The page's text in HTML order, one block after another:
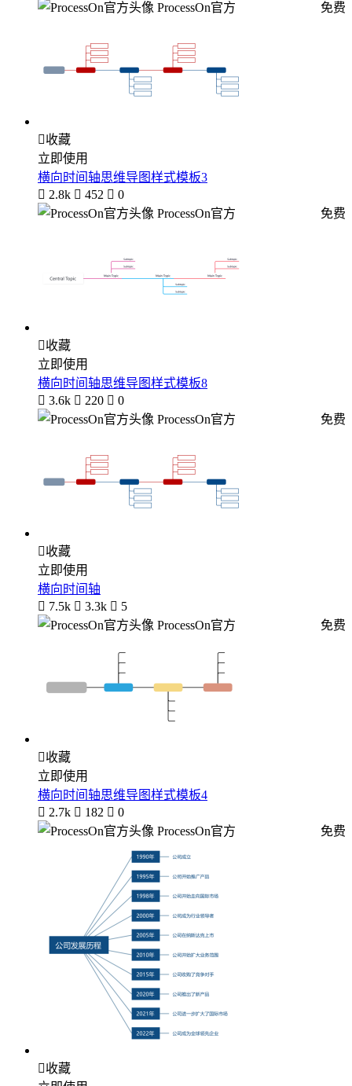
ProcessOn官方
免费
收藏
立即使用
横向时间轴思维导图样式模板3
 2.8k  452  0
ProcessOn官方
免费
收藏
立即使用
横向时间轴思维导图样式模板8
 3.6k  220  0
ProcessOn官方
免费
收藏
立即使用
横向时间轴
 7.5k  3.3k  5
ProcessOn官方
免费
收藏
立即使用
横向时间轴思维导图样式模板4
 2.7k  182  0
ProcessOn官方
免费
收藏